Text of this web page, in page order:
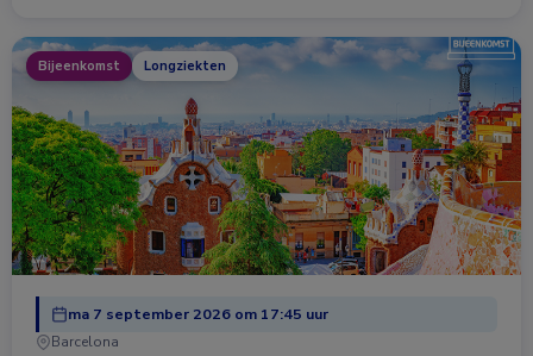
Bijeenkomst Longziekten
ma 7 september 2026 om 17:45 uur
Barcelona